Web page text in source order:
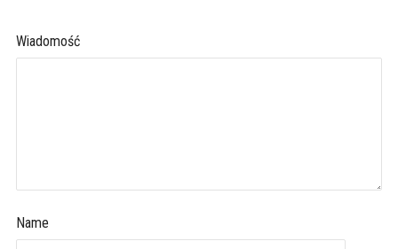
Wiadomość
Name